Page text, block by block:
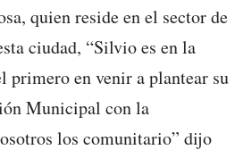
quien reside en el sector de
ciudad, “Silvio es en la
primero en venir a plantear su
Municipal con la
los comunitario” dijo